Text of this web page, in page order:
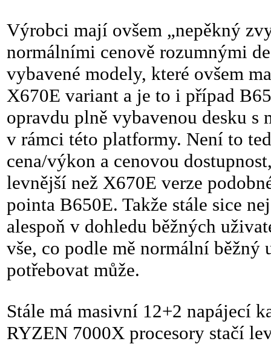
Výrobci mají ovšem „nepěkný
normálními cenově rozumnými
vybavené modely, které ovšem
X670E variant a je to i případ
opravdu plně vybavenou desku
v rámci této platformy. Není to
cena/výkon a cenovou
levnější než X670E verze
pointa B650E. Takže stále sice
alespoň v dohledu běžných
vše, co podle mě normální běžný
potřebovat může.
Stále má masivní 12+2 napájecí
RYZEN 7000X procesory stačí